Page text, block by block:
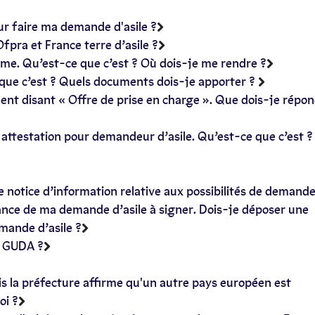
faire ma demande d'asile ?
et France terre d’asile ?
Qu’est-ce que c’est ? Où dois-je me rendre ?
c’est ? Quels documents dois-je apporter ?
disant « Offre de prise en charge ». Que dois-je
pour demandeur d’asile. Qu’est-ce que c’est ?
notice d’information relative aux possibilités de
de ma demande d’asile à signer. Dois-je déposer une
d’asile ?
?
la préfecture affirme qu'un autre pays européen est
?